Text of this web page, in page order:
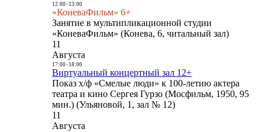
12:00- 13:00
«КоневаФильм» 6+
Занятие в мультипликационной студии
«КоневаФильм» (Конева, 6, читальный зал)
11
Августа
17:00- 18:00
Виртуальный концертный зал 12+
Показ х/ф «Смелые люди» к 100-летию актера
театра и кино Сергея Гурзо (Мосфильм, 1950, 95
мин.) (Ульяновой, 1, зал № 12)
11
Августа